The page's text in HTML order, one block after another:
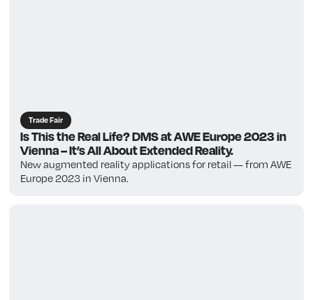
Trade Fair
Is This the Real Life? DMS at AWE Europe 2023 in
Vienna – It’s All About Extended Reality.
New augmented reality applications for retail — from AWE
Europe 2023 in Vienna.